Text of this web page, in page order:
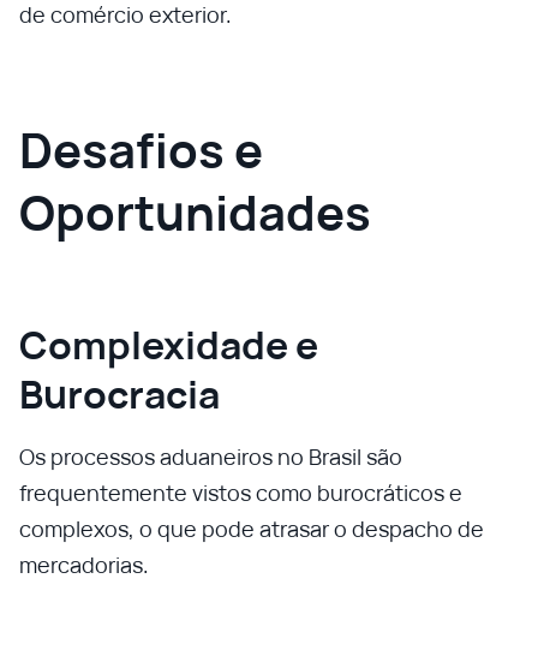
de comércio exterior.
Desafios e
Oportunidades
Complexidade e
Burocracia
Os processos aduaneiros no Brasil são
frequentemente vistos como burocráticos e
complexos, o que pode atrasar o despacho de
mercadorias.